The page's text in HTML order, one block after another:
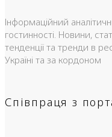
Інформаційний
гостинності. Новини,
тенденції та тренди в
Україні та за кордоном
Співпраця з